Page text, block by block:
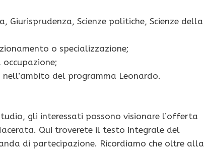
Giurisprudenza, Scienze politiche, Scienze della
o specializzazione;
del programma Leonardo.
gli interessati possono visionare l’offerta
Qui troverete il testo integrale del
di partecipazione. Ricordiamo che oltre alla